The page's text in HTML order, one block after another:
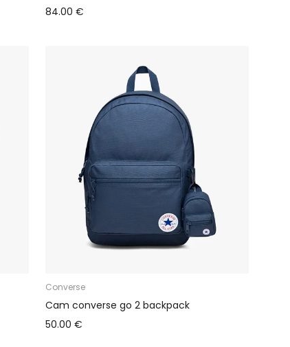
84.00 €
Converse
Cam converse go 2 backpack
50.00 €